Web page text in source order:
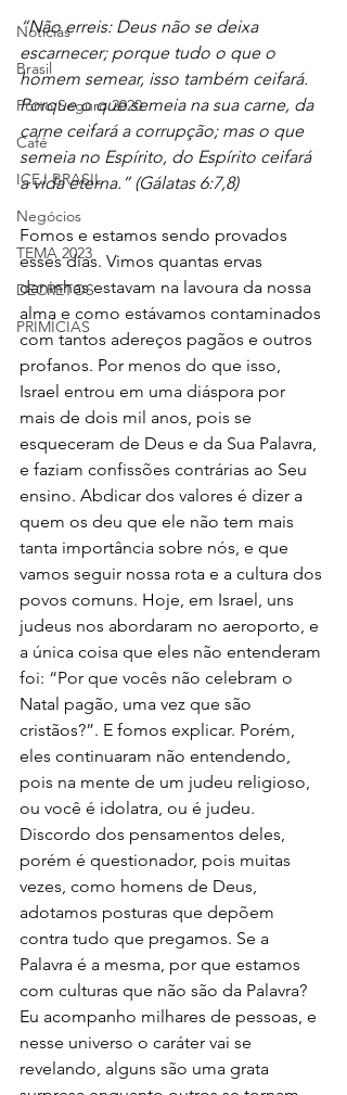
Notícias
Brasil
Porto Seguro 2020
Café
ICEJ BRASIL
Negócios
TEMA 2023
DECRETOS
PRIMÍCIAS
“Não erreis: Deus não se deixa
escarnecer; porque tudo o que o
homem semear, isso também ceifará.
Porque o que semeia na sua carne, da
carne ceifará a corrupção; mas o que
semeia no Espírito, do Espírito ceifará
a vida eterna.” (Gálatas 6:7,8)
Fomos e estamos sendo provados
esses dias. Vimos quantas ervas
daninhas estavam na lavoura da nossa
alma e como estávamos contaminados
com tantos adereços pagãos e outros
profanos. Por menos do que isso,
Israel entrou em uma diáspora por
mais de dois mil anos, pois se
esqueceram de Deus e da Sua Palavra,
e faziam confissões contrárias ao Seu
ensino. Abdicar dos valores é dizer a
quem os deu que ele não tem mais
tanta importância sobre nós, e que
vamos seguir nossa rota e a cultura dos
povos comuns. Hoje, em Israel, uns
judeus nos abordaram no aeroporto, e
a única coisa que eles não entenderam
foi: “Por que vocês não celebram o
Natal pagão, uma vez que são
cristãos?”. E fomos explicar. Porém,
eles continuaram não entendendo,
pois na mente de um judeu religioso,
ou você é idolatra, ou é judeu.
Discordo dos pensamentos deles,
porém é questionador, pois muitas
vezes, como homens de Deus,
adotamos posturas que depõem
contra tudo que pregamos. Se a
Palavra é a mesma, por que estamos
com culturas que não são da Palavra?
Eu acompanho milhares de pessoas, e
nesse universo o caráter vai se
revelando, alguns são uma grata